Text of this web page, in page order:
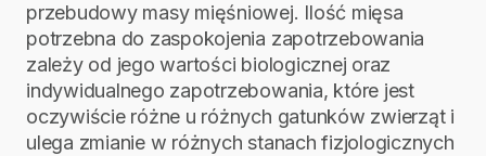
przebudowy masy mięśniowej. Ilość mięsa
potrzebna do zaspokojenia zapotrzebowania
zależy od jego wartości biologicznej oraz
indywidualnego zapotrzebowania, które jest
oczywiście różne u różnych gatunków zwierząt i
ulega zmianie w różnych stanach fizjologicznych